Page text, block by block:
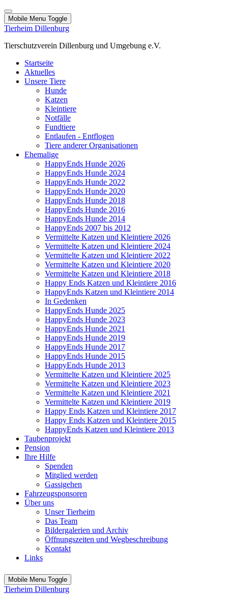
Mobile Menu Toggle
Tierheim Dillenburg
Tierschutzverein Dillenburg und Umgebung e.V.
Startseite
Aktuelles
Unsere Tiere
Hunde
Katzen
Kleintiere
Notfälle
Fundtiere
Entlaufen - Entflogen
Tiere anderer Organisationen
Ehemalige
HappyEnds Hunde 2026
HappyEnds Hunde 2024
HappyEnds Hunde 2022
HappyEnds Hunde 2020
HappyEnds Hunde 2018
HappyEnds Hunde 2016
HappyEnds Hunde 2014
HappyEnds 2007 bis 2012
Vermittelte Katzen und Kleintiere 2026
Vermittelte Katzen und Kleintiere 2024
Vermittelte Katzen und Kleintiere 2022
Vermittelte Katzen und Kleintiere 2020
Vermittelte Katzen und Kleintiere 2018
Happy Ends Katzen und Kleintiere 2016
HappyEnds Katzen und Kleintiere 2014
In Gedenken
HappyEnds Hunde 2025
HappyEnds Hunde 2023
HappyEnds Hunde 2021
HappyEnds Hunde 2019
HappyEnds Hunde 2017
HappyEnds Hunde 2015
HappyEnds Hunde 2013
Vermittelte Katzen und Kleintiere 2025
Vermittelte Katzen und Kleintiere 2023
Vermittelte Katzen und Kleintiere 2021
Vermittelte Katzen und Kleintiere 2019
Happy Ends Katzen und Kleintiere 2017
Happy Ends Katzen und Kleintiere 2015
HappyEnds Katzen und Kleintiere 2013
Taubenprojekt
Pension
Ihre Hilfe
Spenden
Mitglied werden
Gassigehen
Fahrzeugsponsoren
Über uns
Unser Tierheim
Das Team
Bildergalerien und Archiv
Öffnungszeiten und Wegbeschreibung
Kontakt
Links
Mobile Menu Toggle
Tierheim Dillenburg